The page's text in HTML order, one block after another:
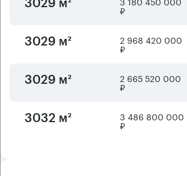
3029 м² ₽
3029 м² 2 968 420 000
₽
3029 м² 2 665 520 000
₽
3032 м² 3 486 800 000
₽